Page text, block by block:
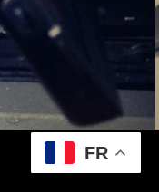
FR